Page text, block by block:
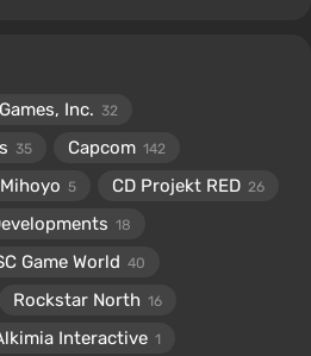
Inc. 32
35 Capcom 142
Mihoyo 5 CD Projekt RED 26
18
Game World 40
Rockstar North 16
Interactive 1